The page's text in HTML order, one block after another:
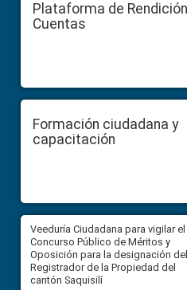
Plataforma de
Cuentas
Formación ciudadana y
capacitación
Veeduría Ciudadana para vigilar el
Concurso Público de Méritos y
Oposición para la designación del
Registrador de la Propiedad del
cantón Saquisilí